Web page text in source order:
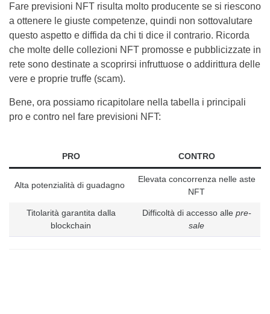
Fare previsioni NFT risulta molto producente se si riescono
a ottenere le giuste competenze, quindi non sottovalutare
questo aspetto e diffida da chi ti dice il contrario. Ricorda
che molte delle collezioni NFT promosse e pubblicizzate in
rete sono destinate a scoprirsi infruttuose o addirittura delle
vere e proprie truffe (scam).
Bene, ora possiamo ricapitolare nella tabella i principali
pro e contro nel fare previsioni NFT:
PRO CONTRO
Alta potenzialità di guadagno
Elevata concorrenza nelle aste
NFT
Titolarità garantita dalla
blockchain
Difficoltà di accesso alle pre-
sale